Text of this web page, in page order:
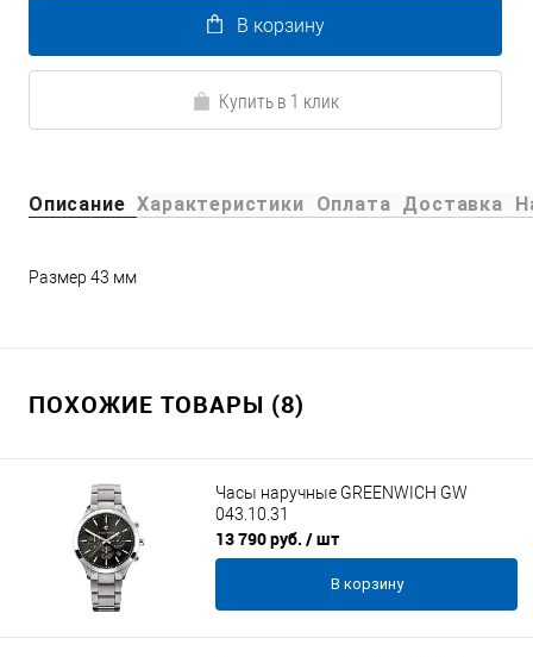
В корзину
Купить в 1 клик
Описание Характеристики Оплата Доставка
Размер 43 мм
ПОХОЖИЕ ТОВАРЫ (8)
Часы наручные GREENWICH GW
043.10.31
13 790 руб. / шт
В корзину